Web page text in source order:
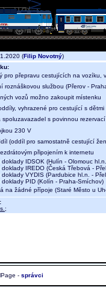
(Filip Novotný)
pro přepravu cestujících na vozíku,
roznáškovou službou (Přerov -
vozů možno zakoupit místenku
vyhrazené pro cestující s
spoluzavazadel s povinnou
230 V
(oddíl pro samostatně cestující
připojením k internetu
IDSOK (Hulín - Olomouc
IREDO (Česká Třebová -
VYDIS (Pardubice hl.n. -
PID (Kolín - Praha-Smíchov)
na žádné přípoje (Staré Město u
;
- správci